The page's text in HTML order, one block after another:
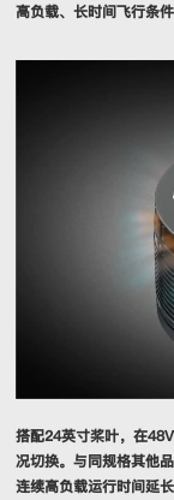
高负载、长时间飞行条
搭配24英寸桨叶，在
况切换。与同规格其他
连续高负载运行时间延长